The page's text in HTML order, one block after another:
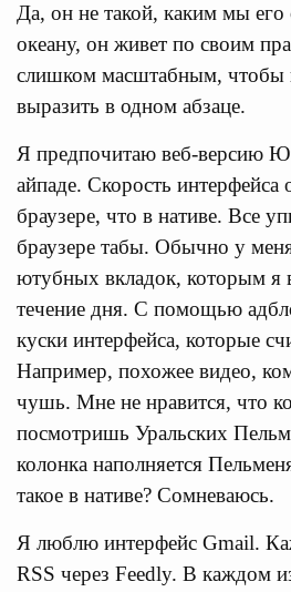
Да, он не такой, каким мы
океану, он живет по своим
слишком масштабным, чтобы
выразить в одном абзаце.
Я предпочитаю веб-версию
айпаде. Скорость интерфейса
браузере, что в нативе. Все
браузере табы. Обычно у
ютубных вкладок, которым я
течение дня. С помощью
куски интерфейса, которые
Например, похожее видео,
чушь. Мне не нравится, что
посмотришь Уральских
колонка наполняется
такое в нативе? Сомневаюсь.
Я люблю интерфейс Gmail.
RSS через Feedly. В каждом